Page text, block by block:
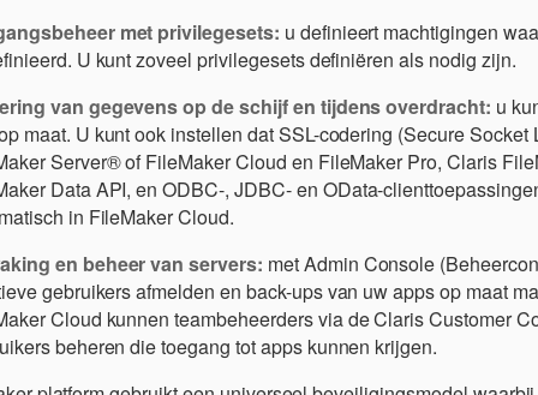
met privilegesets: u definieert machtigingen
U kunt zoveel privilegesets definiëren als nodig zijn.
van gegevens op de schijf en tijdens overdracht: u
maat. U kunt ook instellen dat SSL-codering (Secure
Server® of FileMaker Cloud en FileMaker Pro, Claris
Data API, en ODBC-, JDBC- en OData-
in FileMaker Cloud.
en beheer van servers: met Admin Console
gebruikers afmelden en back-ups van uw apps op maat
Cloud kunnen teambeheerders via de Claris Customer
beheren die toegang tot apps kunnen krijgen.